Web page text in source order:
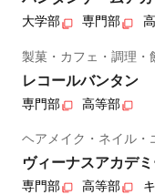
大学部 専門部
製菓・カフェ・調理・
レコールバンタン
専門部 高等部
ヘアメイク・ネイル・
ヴィーナスアカデ
専門部 高等部